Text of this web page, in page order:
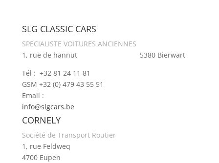
SLG CLASSIC CARS
SPECIALISTE VOITURES ANCIENNES
1, rue de hannut 5380 Bierwart
Tél : +32 81 24 11 81
GSM +32 (0) 479 43 55 51
Email :
info@slgcars.be
CORNELY
Société de Transport Routier
1, rue Feldweq
4700 Eupen